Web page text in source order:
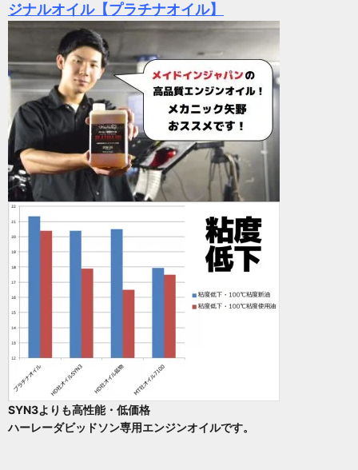
ジナルオイル【プラチナオイル】
SYN3よりも高性能・低価格
ハーレーダビッドソン専用エンジンオイルです。